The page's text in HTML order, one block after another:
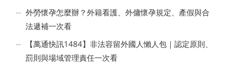
外勞懷孕怎麼辦？外籍看護、外傭懷孕規定、產假與合
法遞補一次看
【萬通快訊1484】非法容留外國人懶人包｜認定原則、
罰則與場域管理責任一次看